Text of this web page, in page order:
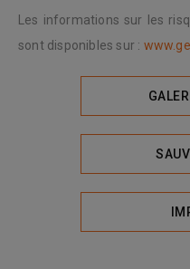
Les informations sur les
sont disponibles sur :